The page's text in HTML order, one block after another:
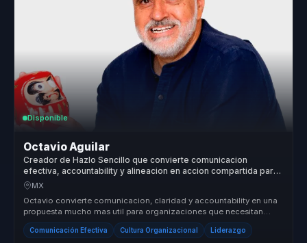
Disponible
Octavio Aguilar
Creador de Hazlo Sencillo que convierte comunicacion
efectiva, accountability y alineacion en accion compartida para
empresas y equipos.
MX
Octavio convierte comunicacion, claridad y accountability en una
propuesta mucho mas util para organizaciones que necesitan
alinear equip...
Comunicación Efectiva Cultura Organizacional Liderazgo